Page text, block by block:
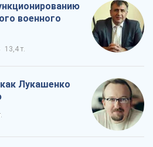
военного
13,4 т.
Лукашенко